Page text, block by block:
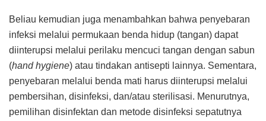
Beliau kemudian juga menambahkan bahwa penyebaran
infeksi melalui permukaan benda hidup (tangan) dapat
diinterupsi melalui perilaku mencuci tangan dengan sabun
(hand hygiene) atau tindakan antisepti lainnya. Sementara,
penyebaran melalui benda mati harus diinterupsi melalui
pembersihan, disinfeksi, dan/atau sterilisasi. Menurutnya,
pemilihan disinfektan dan metode disinfeksi sepatutnya